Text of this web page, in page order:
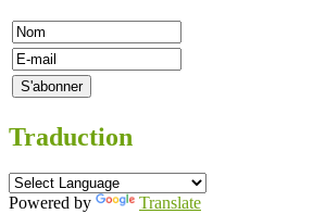
Traduction
Powered by Translate